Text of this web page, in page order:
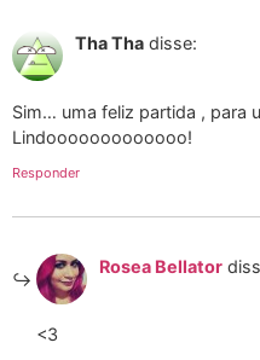
Tha Tha disse:
Sim… uma feliz partida , para
Lindooooooooooooo!
Responder
Rosea Bellator
<3